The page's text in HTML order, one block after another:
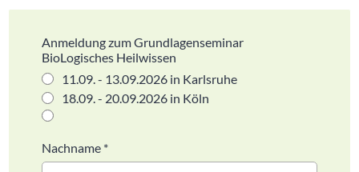
Anmeldung zum Grundlagenseminar
BioLogisches Heilwissen
11.09. - 13.09.2026 in Karlsruhe
18.09. - 20.09.2026 in Köln
Nachname *